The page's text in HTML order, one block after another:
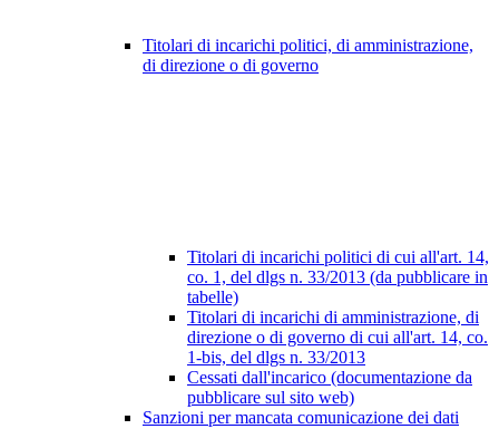
Titolari di incarichi politici, di amministrazione,
di direzione o di governo
Titolari di incarichi politici di cui all'art. 14,
co. 1, del dlgs n. 33/2013 (da pubblicare in
tabelle)
Titolari di incarichi di amministrazione, di
direzione o di governo di cui all'art. 14, co.
1-bis, del dlgs n. 33/2013
Cessati dall'incarico (documentazione da
pubblicare sul sito web)
Sanzioni per mancata comunicazione dei dati